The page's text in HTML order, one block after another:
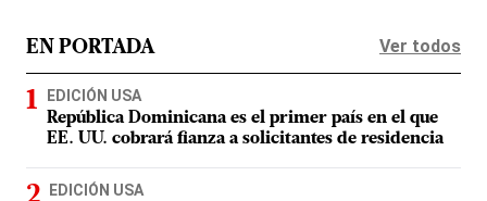
EN PORTADA Ver todos
EDICIÓN USA
República Dominicana es el primer país en el que
EE. UU. cobrará fianza a solicitantes de residencia
EDICIÓN USA